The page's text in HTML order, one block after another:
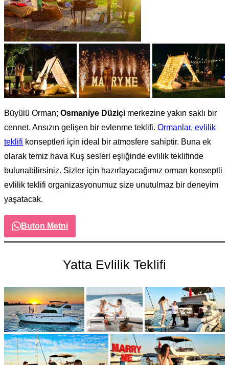
Büyülü Orman; Osmaniye Düziçi merkezine yakın saklı bir
cennet. Ansızın gelişen bir evlenme teklifi. Ormanlar, evlilik
teklifi konseptleri için ideal bir atmosfere sahiptir. Buna ek
olarak temiz hava Kuş sesleri eşliğinde evlilik teklifinde
bulunabilirsiniz. Sizler için hazırlayacağımız orman konseptli
evlilik teklifi organizasyonumuz size unutulmaz bir deneyim
yaşatacak.
Buton Metni
Yatta Evlilik Teklifi